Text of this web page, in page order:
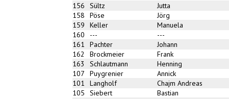
156
Sültz Jutta
158
Pöse Jörg
159
Keller Manuela
160
--- ---
161
Pachter Johann
162
Brockmeier Frank
163
Schlautmann Henning
107
Puygrenier Annick
101
Langholf Chajm Andreas
105
Siebert Bastian